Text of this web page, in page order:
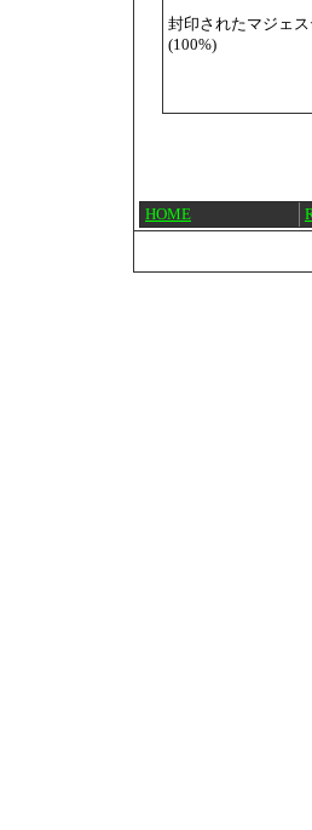
封印されたマジェ
(100%)
HOME